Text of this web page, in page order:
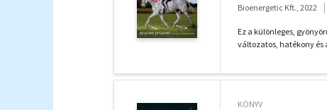
Bioenergetic Kft., 2022
Ez a különleges,
változatos, hatékony és
KÖNYV